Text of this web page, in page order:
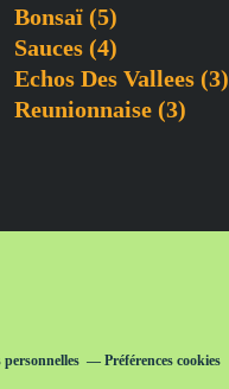
Bonsaï (5)
Sauces (4)
Echos Des Vallees (3)
Reunionnaise (3)
personnelles Préférences cookies